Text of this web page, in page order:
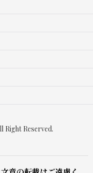
Right Reserved.